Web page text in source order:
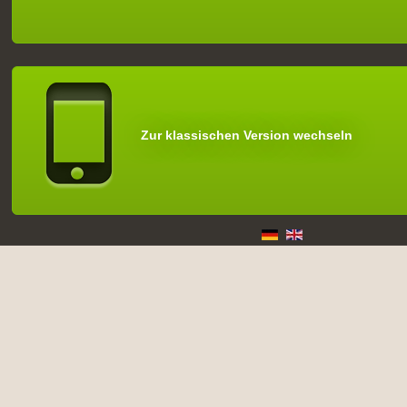
Zur klassischen Version wechseln